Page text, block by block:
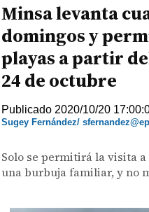
Minsa levanta
domingos y
playas a partir
24 de octubre
Publicado 2020/10/20
Sugey Fernández/
Solo se permitirá la visita
una burbuja familiar, y no